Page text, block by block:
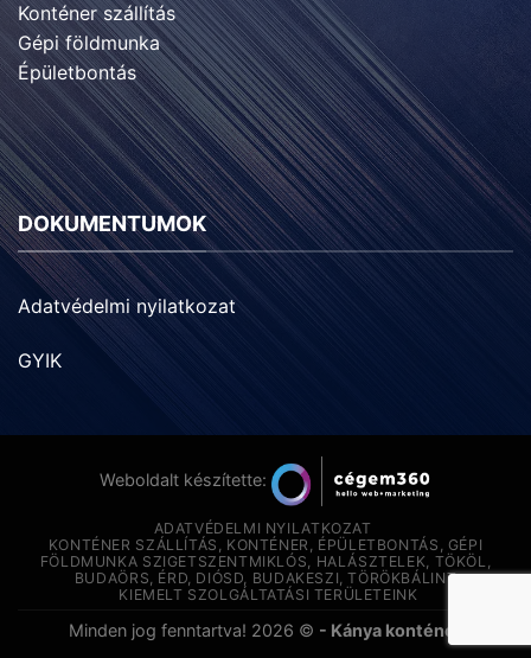
Konténer szállítás
Gépi földmunka
Épületbontás
DOKUMENTUMOK
Adatvédelmi nyilatkozat
GYIK
Weboldalt készítette:
ADATVÉDELMI NYILATKOZAT
KONTÉNER SZÁLLÍTÁS, KONTÉNER, ÉPÜLETBONTÁS, GÉPI
FÖLDMUNKA SZIGETSZENTMIKLÓS, HALÁSZTELEK, TÖKÖL,
BUDAÖRS, ÉRD, DIÓSD, BUDAKESZI, TÖRÖKBÁLINT
KIEMELT SZOLGÁLTATÁSI TERÜLETEINK
Minden jog fenntartva! 2026 © - Kánya konténer